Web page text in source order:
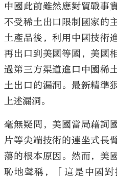
中國此前雖然應對貿戰事
不受稀土出口限制國家的
土產品後，利用中國技術
再出口到美國等國，美國
過第三方渠道進口中國稀
土出口的漏洞。最新精準
上述漏洞。
毫無疑問，美國當局藉詞
片等尖端技術的連坐式長
蕩的根本原因。然而，美
恥地聲稱，「這是中國